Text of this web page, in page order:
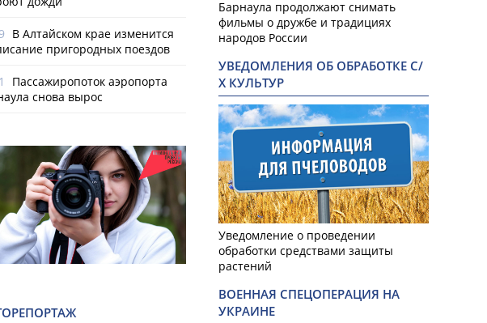
Болатаева, пресс-служба «Росводоканал Барнаул».
В Алтайском крае изменится
пригородных поездов
Пассажиропоток аэропорта
снова вырос
Барнаула продолжают снимать
фильмы о дружбе и традициях
народов России
УВЕДОМЛЕНИЯ ОБ ОБРАБОТКЕ С/
Х КУЛЬТУР
Уведомление о проведении
обработки средствами защиты
растений
ВОЕННАЯ СПЕЦОПЕРАЦИЯ НА
УКРАИНЕ